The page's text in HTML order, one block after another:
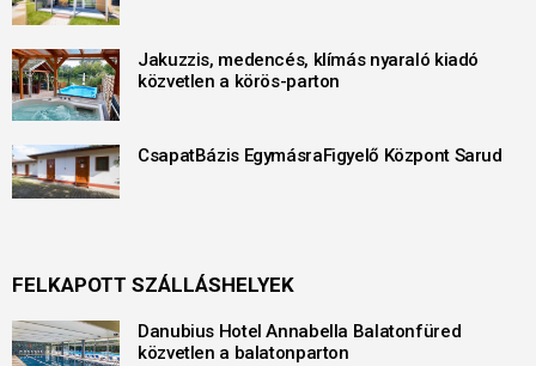
Jakuzzis, medencés, klímás nyaraló kiadó
közvetlen a körös-parton
CsapatBázis EgymásraFigyelő Központ Sarud
FELKAPOTT SZÁLLÁSHELYEK
Danubius Hotel Annabella Balatonfüred
közvetlen a balatonparton